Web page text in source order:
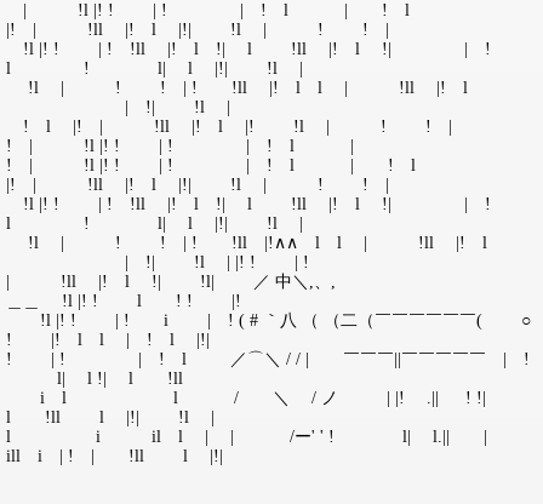
| !l |! ! | ! | ! l | ! l
|! | !ll |! l |!| !l | ! ! |
!l |! ! | ! !ll |! l !| l !ll |! l !| | !
l ! l| l |!| !l |
!l | ! ! | ! !ll |! l l | !ll |! l
| !| !l |
! l |! | !ll |! l |! !l | ! ! |
! | !l |! ! | ! | ! l |
! | !l |! ! | ! | ! l | ! l
|! | !ll |! l |!| !l | ! ! |
!l |! ! | ! !ll |! l !| l !ll |! l !| | !
l ! l| l |!| !l |
!l | ! ! | ! !ll |!∧∧ l l | !ll |! l
| !| !l | |! ! | !
| !ll |! l !| !l| ／ 中＼,、,
＿＿ !l |! ! l ! ! |!
!l |! ! | ! i | ! ( # ｀八 （ （二（￣￣￣￣￣￣( ○
! |! l l | ! l |!|
! | ! | ! l ／⌒＼ / / | ￣￣￣||￣￣￣￣￣ | !
l| l !| l !ll
i l l / ＼ / ノ | |! .|| ! !|
l !ll l |!| !l |
l i il l | | /ー' ' ! l| l.|| |
ill i | ! | !ll l |!|